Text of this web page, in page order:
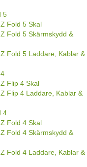
5
Fold 5 Skal
Fold 5 Skärmskydd &
Fold 5 Laddare, Kablar &
Flip 4 Skal
Flip 4 Laddare, Kablar &
4
Fold 4 Skal
Fold 4 Skärmskydd &
Fold 4 Laddare, Kablar &